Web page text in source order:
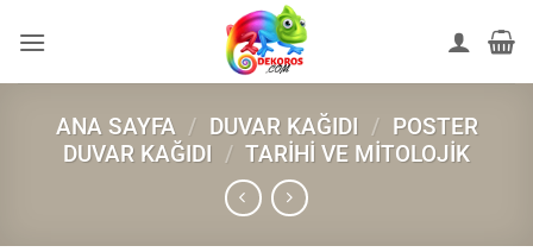
atla
ANA SAYFA / DUVAR KAĞIDI / POSTER
DUVAR KAĞIDI / TARIHI VE MITOLOJIK